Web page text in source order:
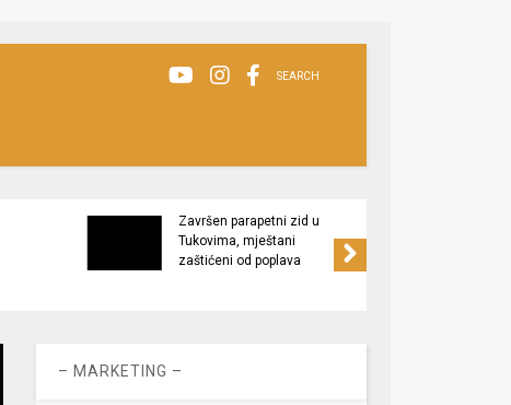
SEARCH
Završen parapetni zid u
Tukovima, mještani
zaštićeni od poplava
– MARKETING –